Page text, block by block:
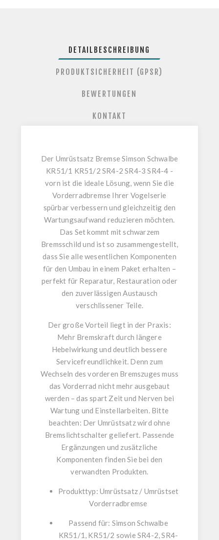
DETAILBESCHREIBUNG
PRODUKTSICHERHEIT (GPSR)
BEWERTUNGEN
KONTAKT
Der Umrüstsatz Bremse Simson Schwalbe
KR51/1 KR51/2 SR4-2 SR4-3 SR4-4 -
vorn ist die ideale Lösung, wenn Sie die
Vorderradbremse Ihrer Vogelserie
spürbar verbessern und gleichzeitig den
Wartungsaufwand reduzieren möchten.
Das Set kommt mit schwarzem
Bremsschild und ist so zusammengestellt,
dass Sie alle wesentlichen Komponenten
für den Umbau in einem Paket erhalten –
perfekt für Reparatur, Restauration oder
den zuverlässigen Austausch
verschlissener Teile.
Der große Vorteil liegt in der Praxis:
Mehr Bremskraft durch längere
Hebelwirkungund deutlich bessere
Servicefreundlichkeit. Denn zum
Wechseln des vorderen Bremszuges muss
das Vorderrad nicht mehr ausgebaut
werden – das spart Zeit und Nerven bei
Wartung und Einstellarbeiten. Bitte
beachten: Der Umrüstsatz wird ohne
Bremslichtschaltergeliefert. Passende
Ergänzungen und zusätzliche
Komponenten finden Sie bei den
verwandten Produkten.
Produkttyp: Umrüstsatz / Umrüstset
Vorderradbremse
Passend für: Simson Schwalbe
KR51/1, KR51/2 sowie SR4-2, SR4-